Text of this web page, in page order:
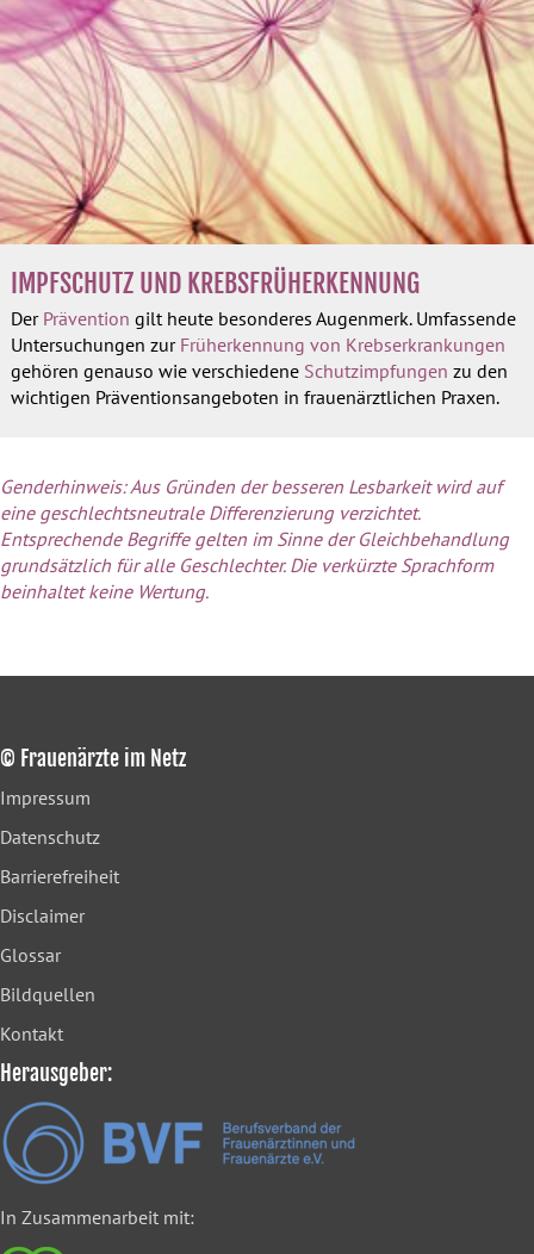
IMPFSCHUTZ UND KREBSFRÜHERKENNUNG
Der Prävention gilt heute besonderes Augenmerk. Umfassende
Untersuchungen zur Früherkennung von Krebserkrankungen
gehören genauso wie verschiedene Schutzimpfungen zu den
wichtigen Präventionsangeboten in frauenärztlichen Praxen.
Genderhinweis: Aus Gründen der besseren Lesbarkeit wird auf
eine geschlechtsneutrale Differenzierung verzichtet.
Entsprechende Begriffe gelten im Sinne der Gleichbehandlung
grundsätzlich für alle Geschlechter. Die verkürzte Sprachform
beinhaltet keine Wertung.
© Frauenärzte im Netz
Impressum
Datenschutz
Barrierefreiheit
Disclaimer
Glossar
Bildquellen
Kontakt
Herausgeber:
In Zusammenarbeit mit: